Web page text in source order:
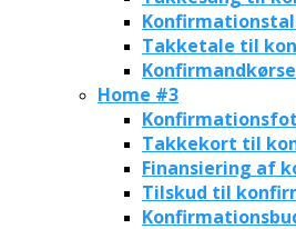
Takketale til
Home #3
Takkekort til
Finansiering af
Tilskud til